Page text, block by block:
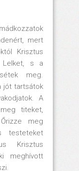
mert
Krisztus
Lelket, s a
meg.
jót tartsátok
A
titeket,
meg
testeteket
Krisztus
meghívott